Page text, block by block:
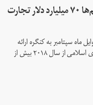
گزارش دولت آمریکا به کنگره: تحریم‌ها ۷۰ میلیارد دلار تجارت
ماه سپتامبر به کنگره ارائه
شد، تحریم‌های دولت دونالد ترامپ علیه جمهوری اسلامی از سال ۲۰۱۸ بیش از